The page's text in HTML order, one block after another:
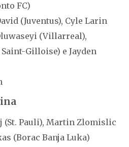
FC)
(Juventus), Cyle Larin
(Villarreal),
Gilloise) e Jayden
(St. Pauli), Martin Zlomislic
(Borac Banja Luka)